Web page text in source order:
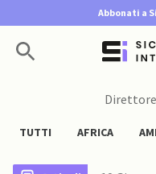
Abbonati a
Direttore
TUTTI AFRICA